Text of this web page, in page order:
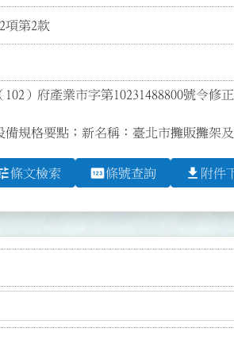
項第2款
）府產業市字第10231488800號令修
備規格要點；新名稱：臺北市攤販攤架及
條文檢索 pin條號查詢 file_download 附件